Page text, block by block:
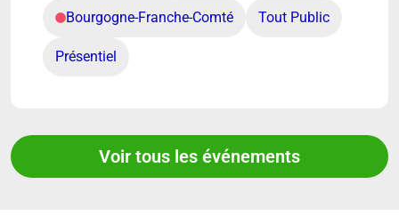
Bourgogne-Franche-Comté Tout Public
Présentiel
Voir tous les événements